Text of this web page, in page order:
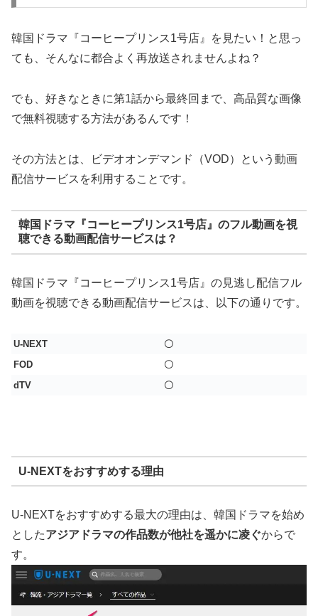
韓国ドラマ『コーヒープリンス1号店』を見たい！と思っ
ても、そんなに都合よく再放送されませんよね？
でも、好きなときに第1話から最終回まで、高品質な画像
で無料視聴する方法があるんです！
その方法とは、ビデオオンデマンド（VOD）という動画
配信サービスを利用することです。
韓国ドラマ『コーヒープリンス1号店』のフル動画を視
聴できる動画配信サービスは？
韓国ドラマ『コーヒープリンス1号店』の見逃し配信フル
動画を視聴できる動画配信サービスは、以下の通りです。
U-NEXT
〇
FOD
〇
dTV
〇
U-NEXTをおすすめする理由
U-NEXTをおすすめする最大の理由は、韓国ドラマを始め
としたアジアドラマの作品数が他社を遥かに凌ぐからで
す。